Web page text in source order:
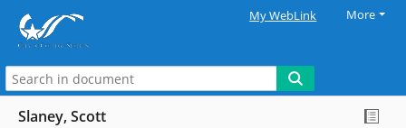
My WebLink More
Slaney, Scott